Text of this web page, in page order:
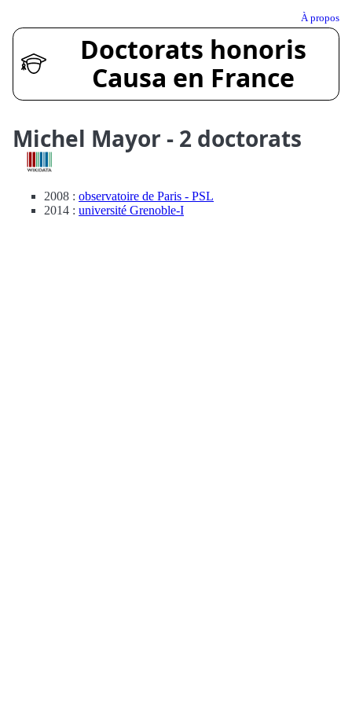
À propos
Doctorats honoris
Causa en France
Michel Mayor - 2 doctorats
2008 : observatoire de Paris - PSL
2014 : université Grenoble-I